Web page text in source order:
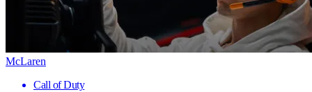
McLaren
Call of Duty